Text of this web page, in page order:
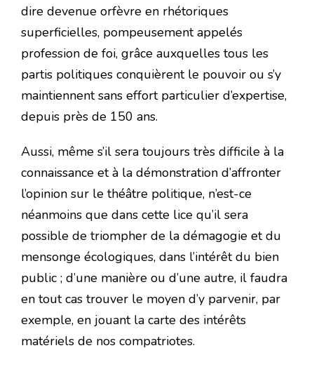
dire devenue orfèvre en rhétoriques
superficielles, pompeusement appelés
profession de foi, grâce auxquelles tous les
partis politiques conquièrent le pouvoir ou s’y
maintiennent sans effort particulier d’expertise,
depuis près de 150 ans.
Aussi, même s’il sera toujours très difficile à la
connaissance et à la démonstration d’affronter
l’opinion sur le théâtre politique, n’est-ce
néanmoins que dans cette lice qu’il sera
possible de triompher de la démagogie et du
mensonge écologiques, dans l’intérêt du bien
public ; d’une manière ou d’une autre, il faudra
en tout cas trouver le moyen d’y parvenir, par
exemple, en jouant la carte des intérêts
matériels de nos compatriotes.